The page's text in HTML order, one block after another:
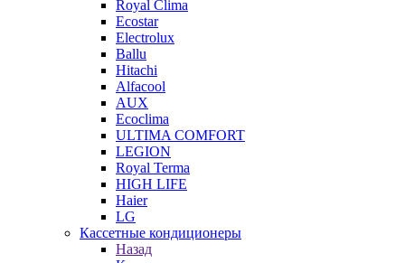
Royal Clima
Ecostar
Electrolux
Ballu
Hitachi
Alfacool
AUX
Ecoclima
ULTIMA COMFORT
LEGION
Royal Terma
HIGH LIFE
Haier
LG
Кассетные кондиционеры
Назад